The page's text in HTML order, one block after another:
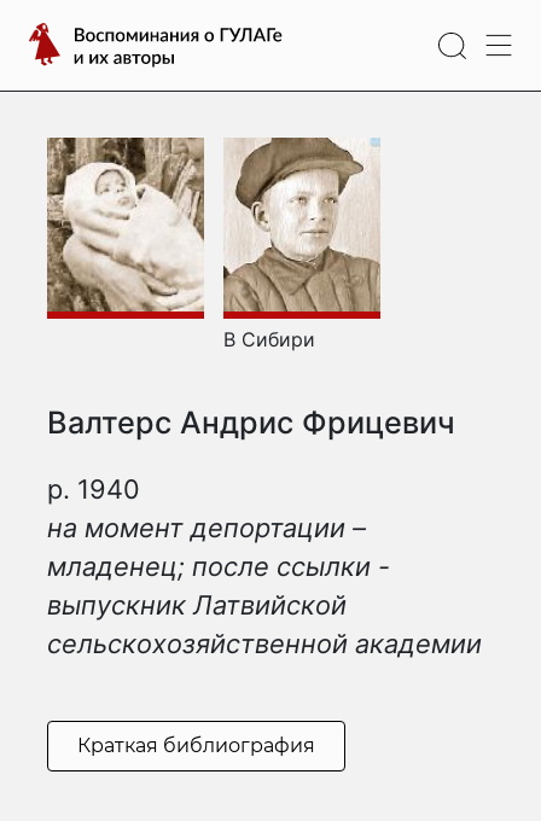
содержимому
Воспоминания
о
ГУЛАГе
их
авторы
Валтерс Андрис Фрицевич
р. 1940
на момент депортации –
младенец; после ссылки -
выпускник Латвийской
сельскохозяйственной академии
В Сибири
Краткая библиография